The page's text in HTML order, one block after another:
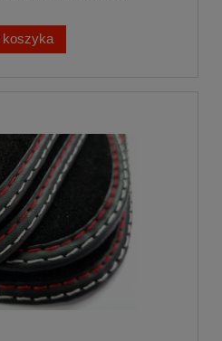
koszyka